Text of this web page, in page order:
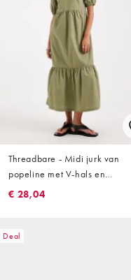
Threadbare - Midi jurk van
popeline met V-hals en
pofmouwen in olijfgroen
€ 28,04
Deal